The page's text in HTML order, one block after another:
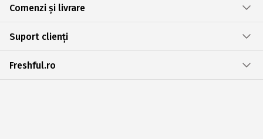
Comenzi și livrare
Suport clienți
Freshful.ro